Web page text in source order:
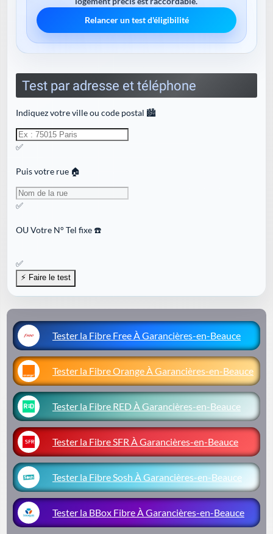
Relancer un test d'éligibilité
Test par adresse et téléphone
Indiquez votre ville ou code postal 🏙️
✅
Puis votre rue 🏠
✅
OUVotre N° Tel fixe ☎️
✅
Tester la Fibre Free À Garancières-en-Beauce
Tester la Fibre Orange À Garancières-en-Beauce
Tester la Fibre RED À Garancières-en-Beauce
Tester la Fibre SFR À Garancières-en-Beauce
Tester la Fibre Sosh À Garancières-en-Beauce
Tester la BBox Fibre À Garancières-en-Beauce